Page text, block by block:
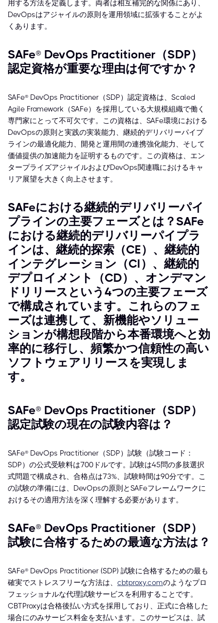
用する方法を定義します。両者は相互補完的な関係にあり、
DevOpsはアジャイルの原則を運用領域に拡張することがよ
くあります。
SAFe® DevOps Practitioner（SDP）
認定資格が重要な理由は何ですか？
SAFe® DevOps Practitioner（SDP）認定資格は、Scaled
Agile Framework（SAFe）を採用している大規模組織で働く
専門家にとって不可欠です。この資格は、SAFe環境における
DevOpsの原則と実践の実装能力、継続的デリバリーパイプ
ラインの最適化能力、開発と運用間の連携強化能力、そして
価値提供の加速能力を証明するものです。この資格は、エン
タープライズアジャイルおよびDevOps関連職におけるキャ
リア展望を大きく向上させます。
SAFeにおける継続的デリバリーパイ
プラインの主要フェーズとは？SAFe
における継続的デリバリーパイプラ
インは、継続的探索（CE）、継続的
インテグレーション（CI）、継続的
デプロイメント（CD）、オンデマン
ドリリースという4つの主要フェーズ
で構成されています。これらのフェ
ーズは連携して、新機能やソリュー
ションが構想段階から本番環境へと効
率的に移行し、頻繁かつ信頼性の高い
ソフトウェアリリースを実現しま
す。
SAFe® DevOps Practitioner（SDP）
認定試験の現在の試験内容は？
SAFe® DevOps Practitioner（SDP）試験（試験コード：
SDP）の公式受験料は700ドルです。試験は45問の多肢選択
式問題で構成され、合格点は73%、試験時間は90分です。こ
の試験の準備には、DevOpsの原則とSAFeフレームワークに
おけるその適用方法を深く理解する必要があります。
SAFe® DevOps Practitioner（SDP）
試験に合格するための最適な方法は？
SAFe® DevOps Practitioner (SDP) 試験に合格するための最も
確実でストレスフリーな方法は、 cbtproxy.comのようなプロ
フェッショナルな代理試験サービスを利用することです。
CBTProxyは合格後払い方式を採用しており、正式に合格した
場合にのみサービス料金を支払います。このサービスは、試